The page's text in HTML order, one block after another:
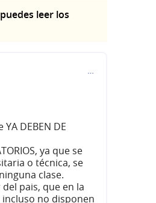
leer los
…
DEBEN DE
ya que se
o técnica, se
clase.
pais, que en la
no disponen